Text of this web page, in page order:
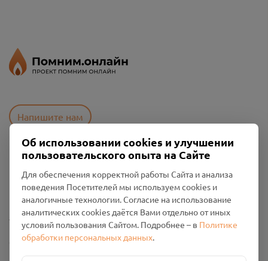
Напишите нам
Политика конфиденциальности
Промо-материалы
Настройки cookies
Общество с ограниченной ответственностью «Смоленский
Проект Помним»
Об использовании cookies и улучшении
пользовательского опыта на Сайте
Для обеспечения корректной работы Сайта и анализа
поведения Посетителей мы используем cookies и
аналогичные технологии. Согласие на использование
аналитических cookies даётся Вами отдельно от иных
условий пользования Сайтом. Подробнее – в Политике
обработки персональных данных.